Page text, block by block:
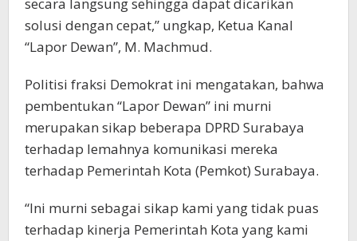
solusi dengan cepat,” ungkap, Ketua Kanal
“Lapor Dewan”, M. Machmud.
Politisi fraksi Demokrat ini mengatakan, bahwa
pembentukan “Lapor Dewan” ini murni
merupakan sikap beberapa DPRD Surabaya
terhadap lemahnya komunikasi mereka
terhadap Pemerintah Kota (Pemkot) Surabaya.
“Ini murni sebagai sikap kami yang tidak puas
terhadap kinerja Pemerintah Kota yang kami